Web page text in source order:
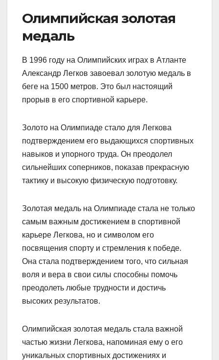
Олимпийская золотая
медаль
В 1996 году на Олимпийских играх в Атланте
Александр Легков завоевал золотую медаль в
беге на 1500 метров. Это был настоящий
прорыв в его спортивной карьере.
Золото на Олимпиаде стало для Легкова
подтверждением его выдающихся спортивных
навыков и упорного труда. Он преодолел
сильнейших соперников, показав прекрасную
тактику и высокую физическую подготовку.
Золотая медаль на Олимпиаде стала не только
самым важным достижением в спортивной
карьере Легкова, но и символом его
посвящения спорту и стремления к победе.
Она стала подтверждением того, что сильная
воля и вера в свои силы способны помочь
преодолеть любые трудности и достичь
высоких результатов.
Олимпийская золотая медаль стала важной
частью жизни Легкова, напоминая ему о его
уникальных спортивных достижениях и